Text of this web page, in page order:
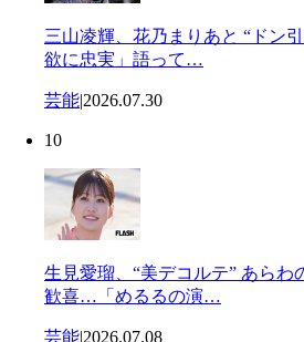
三山凌輝、花乃まりあと “ドン
欲に忠実」語って…
芸能|2026.07.30
10
生見愛瑠、“美デコルテ” あらわ
歓喜…「めるるの演…
芸能|2026.07.08